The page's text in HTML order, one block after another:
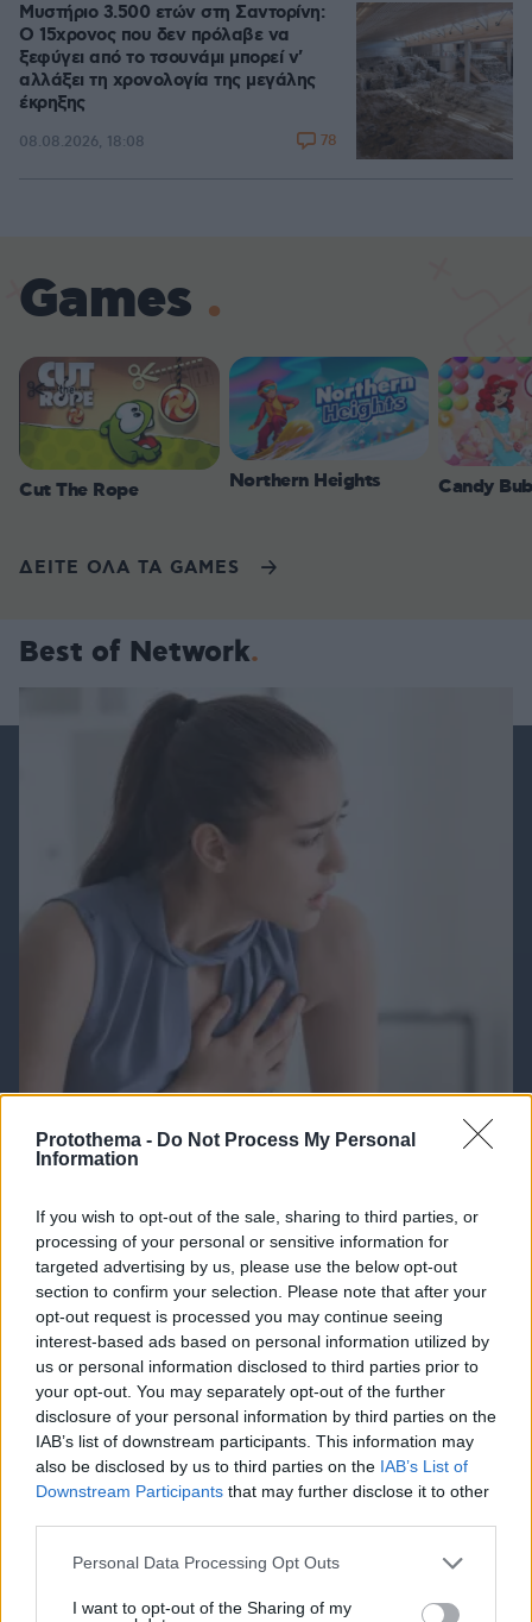
Protothema - Do Not Process My Personal
Information
If you wish to opt-out of the sale, sharing to third parties, or
processing of your personal or sensitive information for
targeted advertising by us, please use the below opt-out
section to confirm your selection. Please note that after your
opt-out request is processed you may continue seeing
interest-based ads based on personal information utilized by
us or personal information disclosed to third parties prior to
your opt-out. You may separately opt-out of the further
disclosure of your personal information by third parties on the
IAB’s list of downstream participants. This information may
also be disclosed by us to third parties on the IAB’s List of
Downstream Participants that may further disclose it to other
Please note that this website/app uses one or more Google
not limited to your visit or usage behaviour. You may click to
Personal Data Processing Opt Outs
I want to opt-out of the Sharing of my
Μυστήριο 3.500 ετών στη Σαντορίνη:
Ο 15χρονος που δεν πρόλαβε να
ξεφύγει από το τσουνάμι μπορεί ν'
αλλάξει τη χρονολογία της μεγάλης
έκρηξης
08.08.2026, 18:08 78
Games
Cut The Rope Northern Heights Candy
ΔΕΙΤΕ ΟΛΑ ΤΑ GAMES
Best of Network
Ανεύρυσμα: Απλό τεστ του αντίχειρα προμηνύει
τον αυξημένο κίνδυνο – Γίνεται σε 1 λεπτό